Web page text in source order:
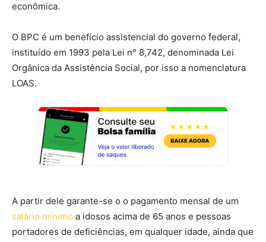
econômica.
O BPC é um benefício assistencial do governo federal,
instituído em 1993 pela Lei n° 8,742, denominada Lei
Orgânica da Assistência Social, por isso a nomenclatura
LOAS.
A partir dele garante-se o o pagamento mensal de um
salário mínimo a idosos acima de 65 anos e pessoas
portadores de deficiências, em qualquer idade, ainda que